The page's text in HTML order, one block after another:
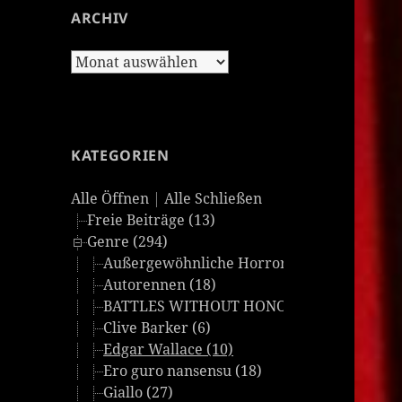
ARCHIV
Archiv
KATEGORIEN
Alle Öffnen |Alle Schließen
Freie Beiträge (13)
Genre (294)
Außergewöhnliche Horrorfilme (24)
Autorennen (18)
BATTLES WITHOUT HONOR AND
Clive Barker (6)
Edgar Wallace (10)
Ero guro nansensu (18)
Giallo (27)